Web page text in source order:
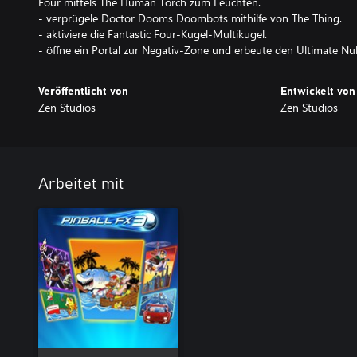
- verprügele Doctor Dooms Doombots mithilfe von The Thing.
- aktiviere die Fantastic Four-Kugel-Multikugel.
- öffne ein Portal zur Negativ-Zone und erbeute den Ultimate
Veröffentlicht von
Zen Studios
Entwickelt von
Zen Studios
Arbeitet mit